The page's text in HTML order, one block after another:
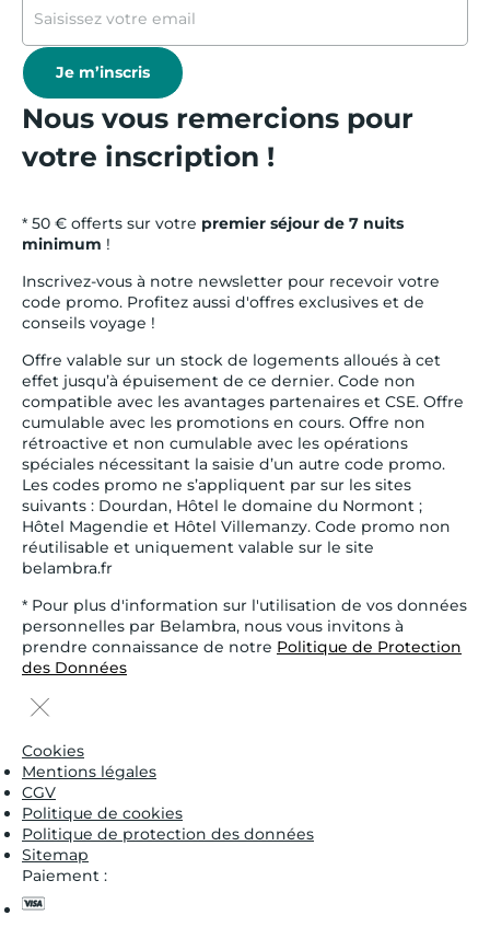
Je m’inscris
Nous vous remercions pour
votre inscription !
* 50 € offerts sur votre premier séjour de 7 nuits
minimum !
Inscrivez-vous à notre newsletter pour recevoir votre
code promo. Profitez aussi d'offres exclusives et de
conseils voyage !
Offre valable sur un stock de logements alloués à cet
effet jusqu’à épuisement de ce dernier. Code non
compatible avec les avantages partenaires et CSE. Offre
cumulable avec les promotions en cours. Offre non
rétroactive et non cumulable avec les opérations
spéciales nécessitant la saisie d’un autre code promo.
Les codes promo ne s’appliquent par sur les sites
suivants : Dourdan, Hôtel le domaine du Normont ;
Hôtel Magendie et Hôtel Villemanzy. Code promo non
réutilisable et uniquement valable sur le site
belambra.fr
* Pour plus d'information sur l'utilisation de vos données
personnelles par Belambra, nous vous invitons à
prendre connaissance de notre Politique de Protection
des Données
Cookies
Mentions légales
CGV
Politique de cookies
Politique de protection des données
Sitemap
Paiement :
visa